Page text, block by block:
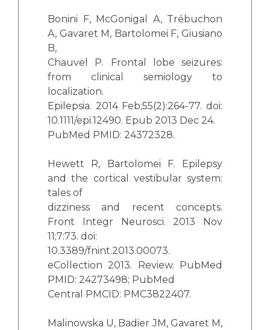
Bonini F, McGonigal A, Trébuchon
A, Gavaret M, Bartolomei F, Giusiano
B,
Chauvel P. Frontal lobe seizures:
from clinical semiology to
localization.
Epilepsia. 2014 Feb;55(2):264-77. doi:
10.1111/epi.12490. Epub 2013 Dec 24.
PubMed PMID: 24372328.
Hewett R, Bartolomei F. Epilepsy
and the cortical vestibular system:
tales of
dizziness and recent concepts.
Front Integr Neurosci. 2013 Nov
11;7:73. doi:
10.3389/fnint.2013.00073.
eCollection 2013. Review. PubMed
PMID: 24273498; PubMed
Central PMCID: PMC3822407.
Malinowska U, Badier JM, Gavaret M,